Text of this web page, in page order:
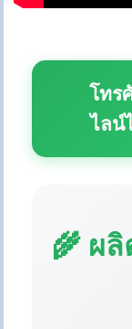
โทร
ไลน์
🌾 ผ